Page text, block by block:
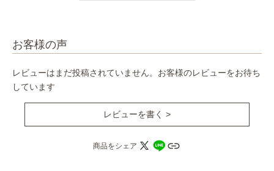
お客様の声
レビューはまだ投稿されていません。お客様のレビューをお待ち
しています
レビューを書く >
商品をシェア